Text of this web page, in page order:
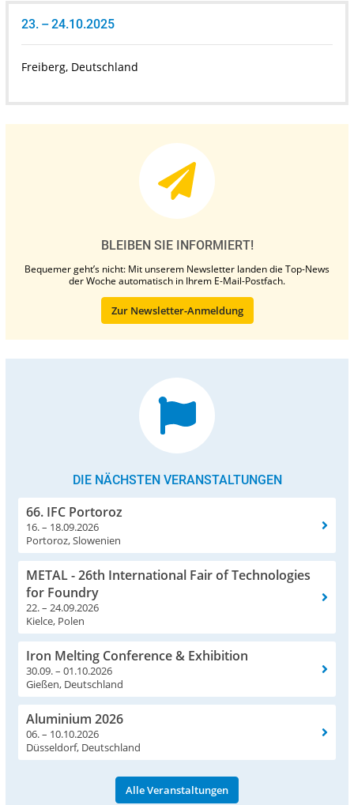
23. – 24.10.2025
Freiberg, Deutschland
BLEIBEN SIE INFORMIERT!
Bequemer geht’s nicht: Mit unserem Newsletter landen die Top-News
der Woche automatisch in Ihrem E-Mail-Postfach.
Zur Newsletter-Anmeldung
DIE NÄCHSTEN VERANSTALTUNGEN
66. IFC Portoroz
16. – 18.09.2026
Portoroz, Slowenien
METAL - 26th International Fair of Technologies
for Foundry
22. – 24.09.2026
Kielce, Polen
Iron Melting Conference & Exhibition
30.09. – 01.10.2026
Gießen, Deutschland
Aluminium 2026
06. – 10.10.2026
Düsseldorf, Deutschland
Alle Veranstaltungen